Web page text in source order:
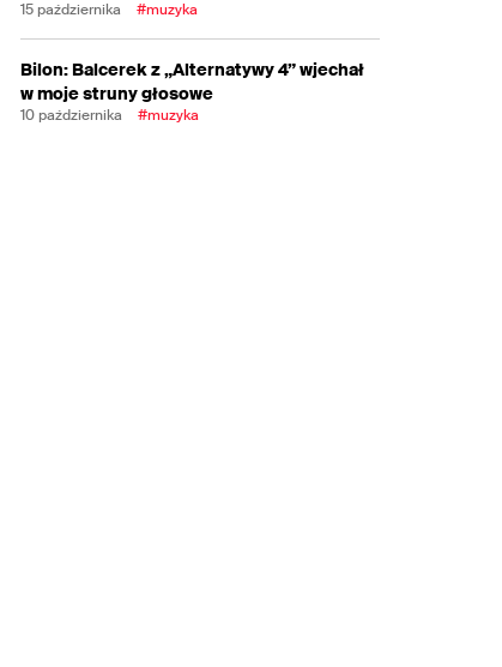
15 października #muzyka
Bilon: Balcerek z „Alternatywy 4” wjechał
w moje struny głosowe
10 października #muzyka